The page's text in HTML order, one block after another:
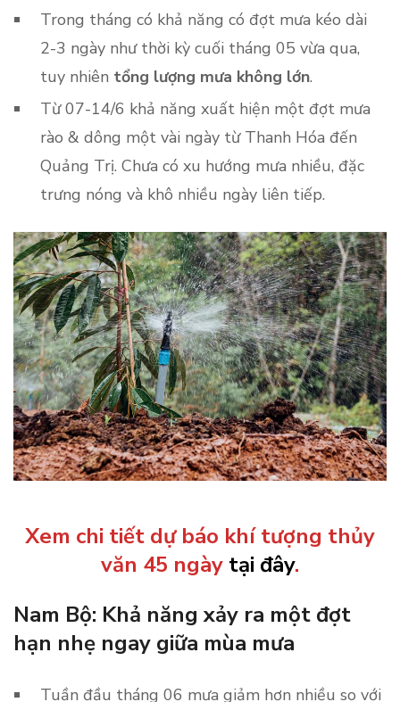
Trong tháng có khả năng có đợt mưa kéo dài
2-3 ngày như thời kỳ cuối tháng 05 vừa qua,
tuy nhiên tổng lượng mưa không lớn.
Từ 07-14/6 khả năng xuất hiện một đợt mưa
rào & dông một vài ngày từ Thanh Hóa đến
Quảng Trị. Chưa có xu hướng mưa nhiều, đặc
trưng nóng và khô nhiều ngày liên tiếp.
Xem chi tiết dự báo khí tượng thủy
văn 45 ngày tại đây.
Nam Bộ: Khả năng xảy ra một đợt
hạn nhẹ ngay giữa mùa mưa
Tuần đầu tháng 06 mưa giảm hơn nhiều so với